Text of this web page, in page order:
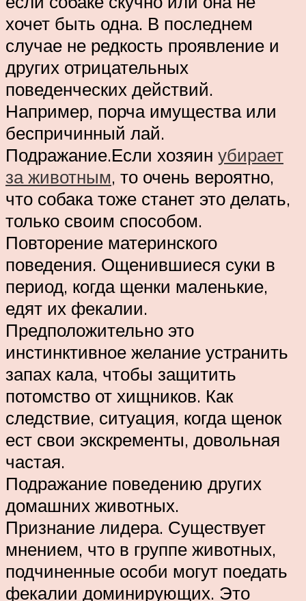
хочет быть одна. В последнем
случае не редкость проявление и
других отрицательных
поведенческих действий.
Например, порча имущества или
беспричинный лай.
Подражание.Если хозяин убирает
за животным, то очень вероятно,
что собака тоже станет это делать,
только своим способом.
Повторение материнского
поведения. Ощенившиеся суки в
период, когда щенки маленькие,
едят их фекалии.
Предположительно это
инстинктивное желание устранить
запах кала, чтобы защитить
потомство от хищников. Как
следствие, ситуация, когда щенок
ест свои экскременты, довольная
частая.
Подражание поведению других
домашних животных.
Признание лидера. Существует
мнением, что в группе животных,
подчиненные особи могут поедать
фекалии доминирующих. Это